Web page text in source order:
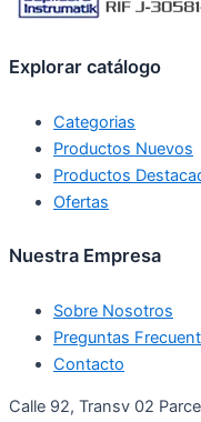
Explorar catálogo
Categorias
Productos Nuevos
Productos
Ofertas
Nuestra Empresa
Sobre Nosotros
Preguntas
Contacto
Calle 92, Transv 02